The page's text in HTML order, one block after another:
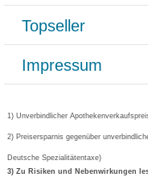
Datenschutz
AGB
Cookie-Einstellungen
Vertrag widerrufen
Paketlieferstatus
Versandkosten
Bestellschein ausfüllen
Newsletteranmeldung
Rezeptlieferung
Bonusprogramm
Gutschein und Rabatte
Kundenbewertung
Topseller
Grippostad
Bepanthen
Formoline
Impressum
1) Unverbindlicher
2) Preisersparnis gegenüber
Deutsche Spezialitätentaxe)
3) Zu Risiken und Nebenwirkungen